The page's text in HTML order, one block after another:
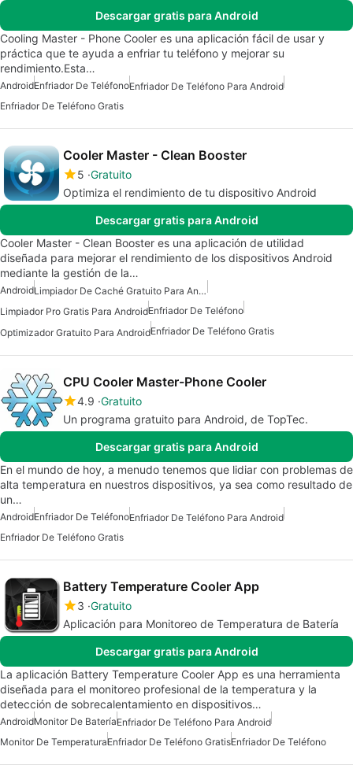
Descargar gratis para Android
Cooling Master - Phone Cooler es una aplicación fácil de usar y
práctica que te ayuda a enfriar tu teléfono y mejorar su
rendimiento.Esta…
AndroidEnfriador De TeléfonoEnfriador De Teléfono Para Android
Enfriador De Teléfono Gratis
Cooler Master - Clean Booster
5 Gratuito
Optimiza el rendimiento de tu dispositivo Android
Descargar gratis para Android
Cooler Master - Clean Booster es una aplicación de utilidad
diseñada para mejorar el rendimiento de los dispositivos Android
mediante la gestión de la…
Android
Limpiador De Caché Gratuito Para Android
Limpiador Pro Gratis Para AndroidEnfriador De Teléfono
Optimizador Gratuito Para AndroidEnfriador De Teléfono Gratis
CPU Cooler Master-Phone Cooler
4.9 Gratuito
Un programa gratuito para Android, de TopTec.
Descargar gratis para Android
En el mundo de hoy, a menudo tenemos que lidiar con problemas de
alta temperatura en nuestros dispositivos, ya sea como resultado de
un…
AndroidEnfriador De TeléfonoEnfriador De Teléfono Para Android
Enfriador De Teléfono Gratis
Battery Temperature Cooler App
3 Gratuito
Aplicación para Monitoreo de Temperatura de Batería
Descargar gratis para Android
La aplicación Battery Temperature Cooler App es una herramienta
diseñada para el monitoreo profesional de la temperatura y la
detección de sobrecalentamiento en dispositivos…
AndroidMonitor De BateríaEnfriador De Teléfono Para Android
Monitor De TemperaturaEnfriador De Teléfono GratisEnfriador De Teléfono